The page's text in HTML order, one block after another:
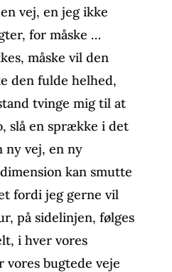
vej, en jeg ikke
for måske …
måske vil den
den fulde helhed,
tvinge mig til at
slå en sprække i det
ny vej, en ny
kan smutte
fordi jeg gerne vil
på sidelinjen, følges
i hver vores
vores bugtede veje